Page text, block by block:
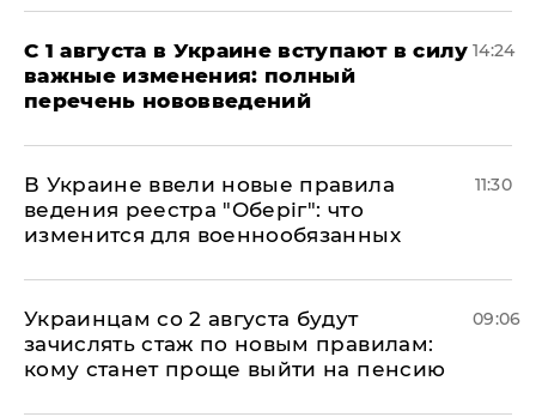
С 1 августа в Украине вступают в силу
важные изменения: полный
перечень нововведений
14:24
В Украине ввели новые правила
ведения реестра "Оберіг": что
изменится для военнообязанных
11:30
Украинцам со 2 августа будут
зачислять стаж по новым правилам:
кому станет проще выйти на пенсию
09:06